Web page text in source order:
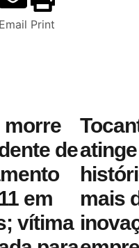
Email Print
morre
de
em
vítima
mais